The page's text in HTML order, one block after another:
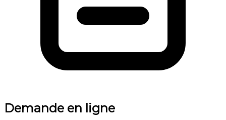
Demande en ligne